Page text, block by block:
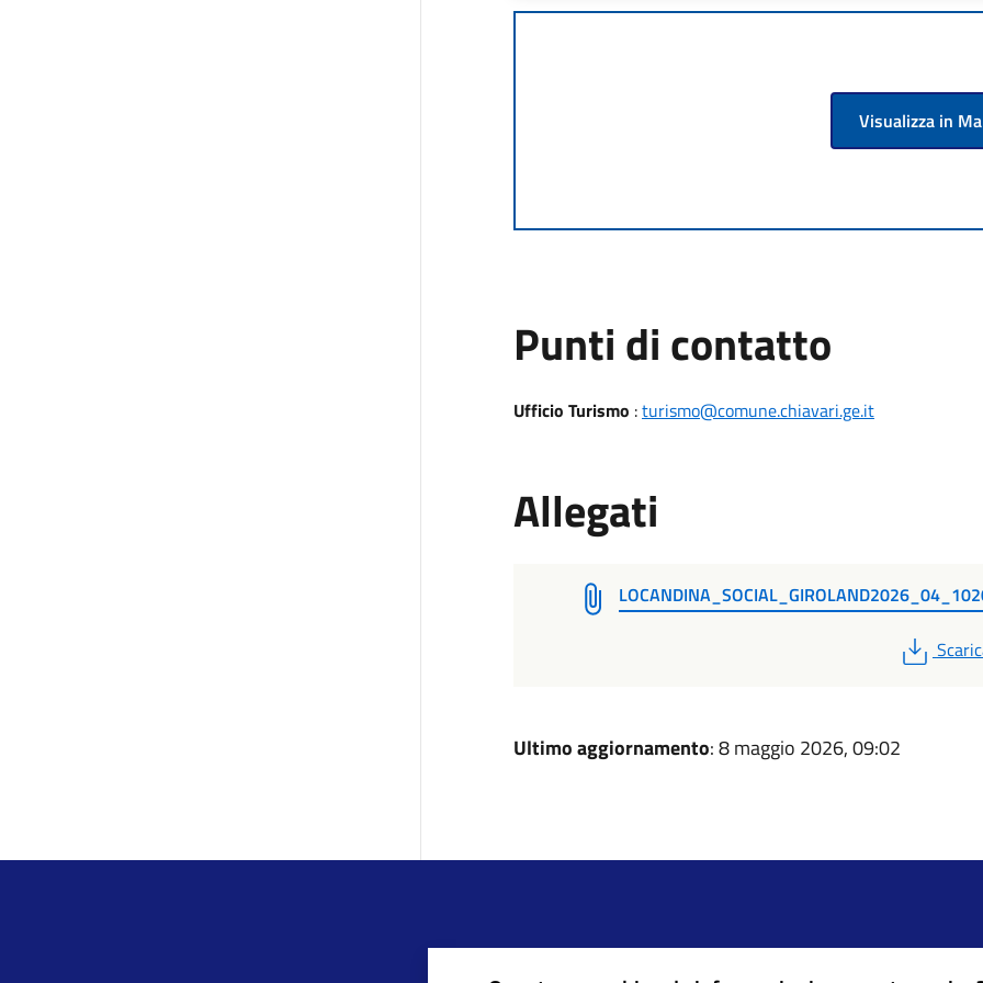
Visualizza in
Punti di contatto
Ufficio Turismo :turismo@comune.chiavari.ge.it
Allegati
PDF
Ultimo aggiornamento: 8 maggio 2026, 09:02